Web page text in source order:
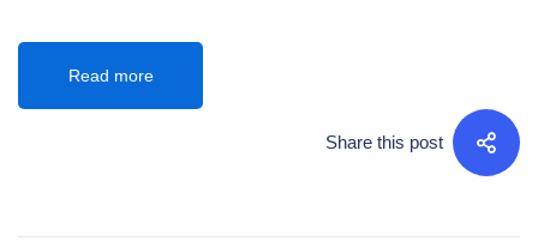
Read more
Share this post